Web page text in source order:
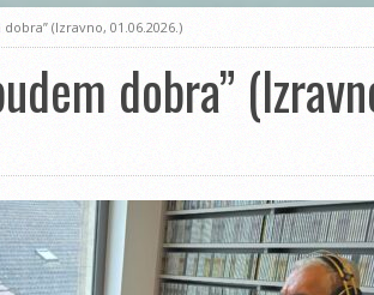
MARKETING
REPRIZE EMISIJA
DOBRE VIBRACIJE
ĐAKOVO GRADE
WEB ANKETA
(Izravno, 01.06.2026.)
dobra”